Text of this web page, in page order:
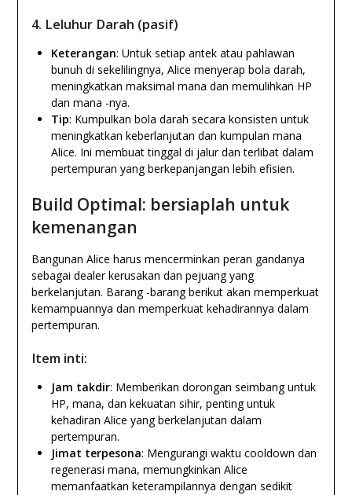
4. Leluhur Darah (pasif)
Keterangan: Untuk setiap antek atau pahlawan
bunuh di sekelilingnya, Alice menyerap bola darah,
meningkatkan maksimal mana dan memulihkan HP
dan mana -nya.
Tip: Kumpulkan bola darah secara konsisten untuk
meningkatkan keberlanjutan dan kumpulan mana
Alice. Ini membuat tinggal di jalur dan terlibat dalam
pertempuran yang berkepanjangan lebih efisien.
Build Optimal: bersiaplah untuk
kemenangan
Bangunan Alice harus mencerminkan peran gandanya
sebagai dealer kerusakan dan pejuang yang
berkelanjutan. Barang -barang berikut akan memperkuat
kemampuannya dan memperkuat kehadirannya dalam
pertempuran.
Item inti:
Jam takdir: Memberikan dorongan seimbang untuk
HP, mana, dan kekuatan sihir, penting untuk
kehadiran Alice yang berkelanjutan dalam
pertempuran.
Jimat terpesona: Mengurangi waktu cooldown dan
regenerasi mana, memungkinkan Alice
memanfaatkan keterampilannya dengan sedikit